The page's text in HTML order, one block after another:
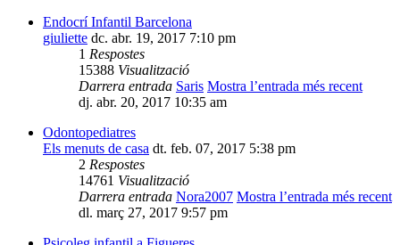
Endocrí Infantil Barcelona
giuliette dc. abr. 19, 2017 7:10 pm
1 Respostes
15388 Visualització
Darrera entrada Saris Mostra l’entrada més recent
dj. abr. 20, 2017 10:35 am
Odontopediatres
Els menuts de casa dt. feb. 07, 2017 5:38 pm
2 Respostes
14761 Visualització
Darrera entrada Nora2007 Mostra l’entrada més recent
dl. març 27, 2017 9:57 pm